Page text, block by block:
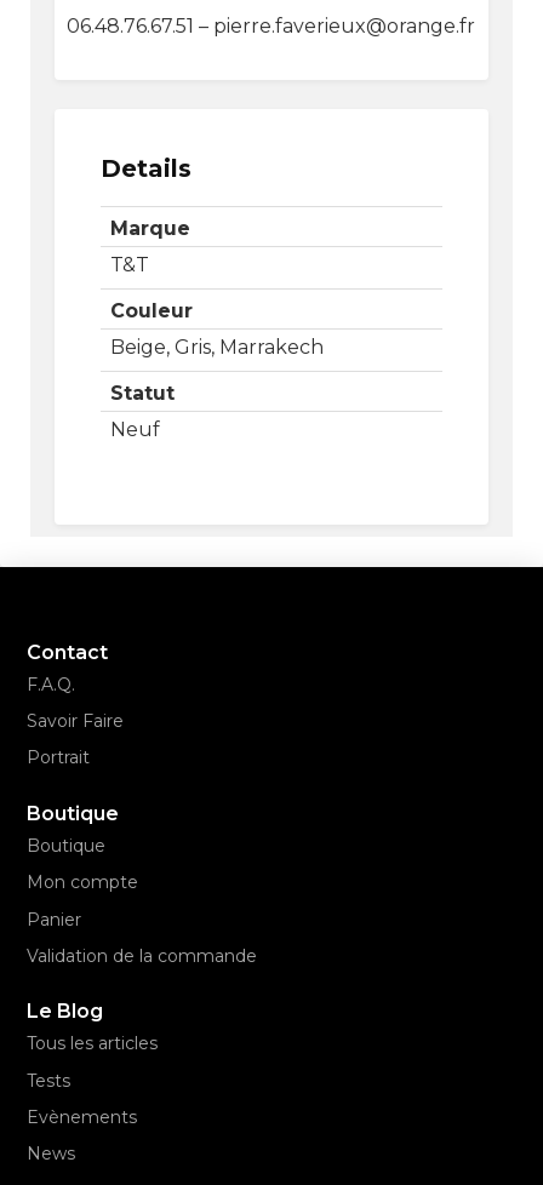
06.48.76.67.51 – pierre.faverieux@orange.fr
Details
Marque
T&T
Couleur
Beige, Gris, Marrakech
Statut
Neuf
Contact
F.A.Q.
Savoir Faire
Portrait
Boutique
Boutique
Mon compte
Panier
Validation de la commande
Le Blog
Tous les articles
Tests
Evènements
News